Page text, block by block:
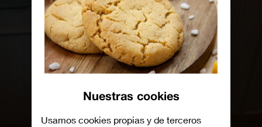
Nuestras cookies
Usamos cookies propias y de terceros